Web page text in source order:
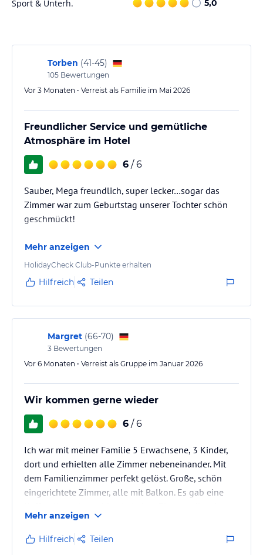
lies vor der Buchung die verbindlichen Angebotsdetails
Sport & Unterh. 5,0
Torben (41-45)
105 Bewertungen
Vor 3 Monaten • Verreist als Familie im Mai 2026
Freundlicher Service und gemütliche
Atmosphäre im Hotel
6 / 6
Sauber, Mega freundlich, super lecker…sogar das
Zimmer war zum Geburtstag unserer Tochter schön
geschmückt!
Mehr anzeigen
HolidayCheck Club-Punkte erhalten
Hilfreich Teilen
Margret (66-70)
3 Bewertungen
Vor 6 Monaten • Verreist als Gruppe im Januar 2026
Wir kommen gerne wieder
6 / 6
Ich war mit meiner Familie 5 Erwachsene, 3 Kinder,
dort und erhielten alle Zimmer nebeneinander. Mit
dem Familienzimmer perfekt gelöst. Große, schön
eingerichtete Zimmer, alle mit Balkon. Es gab eine
auch gut nutzten. Teezubereitung war auch möglich.
Das Bad ist recht groß, könnte aber eine Auffrischung
Mehr anzeigen
Hilfreich Teilen